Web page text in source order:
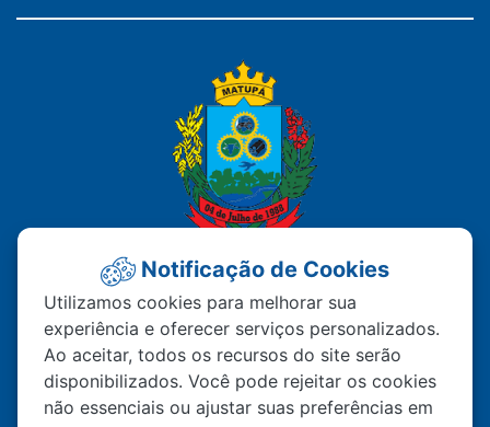
PREFEITURA MUNICIPAL DE
MATUPÁ
Av. Hermínio Ometto Nº 101 Bairro ZE - 022
CEP – 78.525-000 Matupá-MT
Notificação de Cookies
Utilizamos cookies para melhorar sua
experiência e oferecer serviços personalizados.
Ao aceitar, todos os recursos do site serão
disponibilizados. Você pode rejeitar os cookies
não essenciais ou ajustar suas preferências em